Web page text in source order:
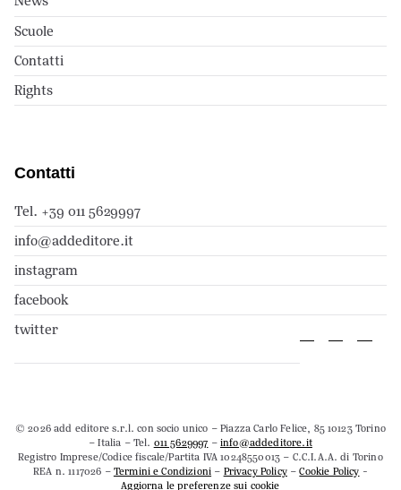
Scuole
Contatti
Rights
Contatti
Tel. +39 011 5629997
info@addeditore.it
instagram
facebook
twitter
© 2026 add editore s.r.l. con socio unico – Piazza Carlo Felice, 85 10123 Torino
– Italia – Tel. 011 5629997 –info@addeditore.it
Registro Imprese/Codice fiscale/Partita IVA 10248550013 – C.C.I.A.A. di Torino
REA n. 1117026 –Termini e Condizioni – Privacy Policy–Cookie Policy -
Aggiorna le preferenze sui cookie